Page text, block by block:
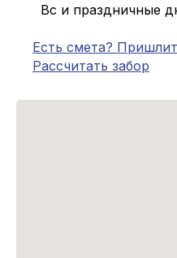
Вс и праздничные
Есть смета?
Рассчитать забор